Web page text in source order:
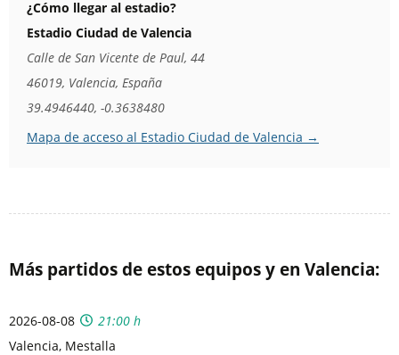
¿Cómo llegar al estadio?
Estadio Ciudad de Valencia
Calle de San Vicente de Paul, 44
46019, Valencia, España
39.4946440, -0.3638480
Mapa de acceso al Estadio Ciudad de Valencia →
Más partidos de estos equipos y en Valencia:
2026-08-08
21:00 h
Valencia, Mestalla